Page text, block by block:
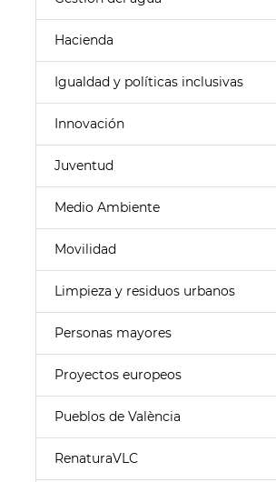
Hacienda
Igualdad y políticas inclusivas
Innovación
Juventud
Medio Ambiente
Movilidad
Limpieza y residuos urbanos
Personas mayores
Proyectos europeos
Pueblos de València
RenaturaVLC